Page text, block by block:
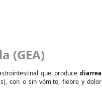
(GEA)
que producediarrea
con o sin vómito, fiebre y dolor